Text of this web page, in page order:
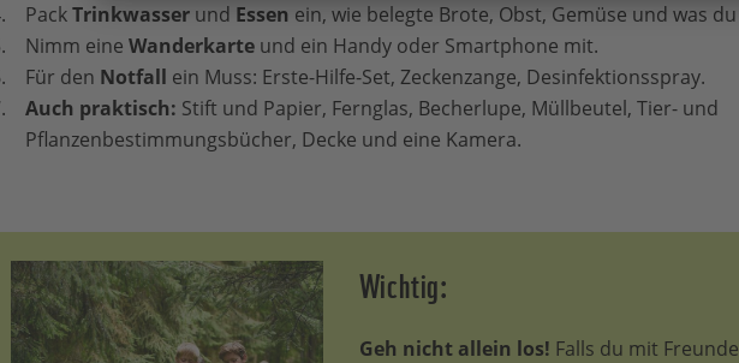
PackTrinkwasserund Essen ein, wie belegte Brote, Obst, Gemüse und was
Nimm eine Wanderkarteund ein Handy oder Smartphone mit.
Für den Notfall ein Muss: Erste-Hilfe-Set, Zeckenzange, Desinfektionsspray.
Auch praktisch: Stift und Papier, Fernglas, Becherlupe, Müllbeutel, Tier- und
Pflanzenbestimmungsbücher, Decke und eine Kamera.
Wichtig:
Geh nicht allein los! Falls du mit